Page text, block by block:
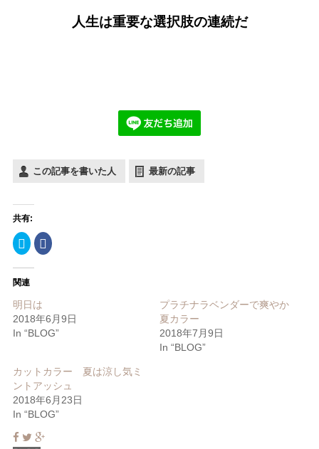
人生は重要な選択肢の連続だ
この記事を書いた人 最新の記事
共有:
ク
リ
ク
し
て
で
共
有
し
ン
ド
ウ
で
開
き
ま
Facebook
で
リ
ッ
ク
だ
さ
い
(新
し
い
ウ
関連
明日は
2018年6月9日
In “BLOG”
プラチナラベンダーで爽やか
夏カラー
2018年7月9日
In “BLOG”
カットカラー 夏は涼し気ミ
ントアッシュ
2018年6月23日
In “BLOG”